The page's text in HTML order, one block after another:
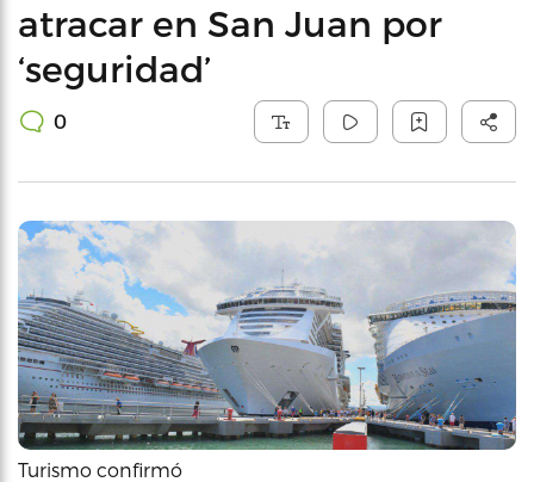
atracar en San Juan por
‘seguridad’
0
Turismo confirmó